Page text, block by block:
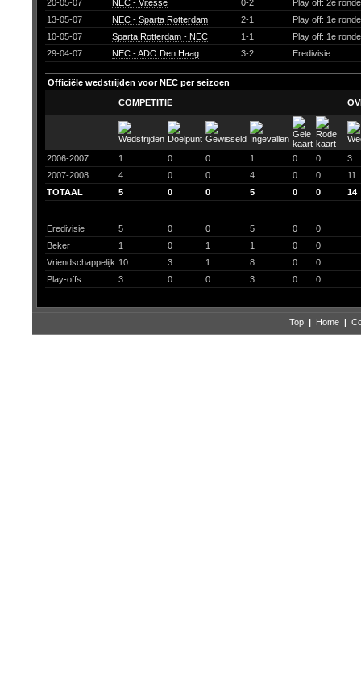
20-05-07
NEC - Vitesse 0-2
Play off: 2e
13-05-07
NEC - Sparta Rotterdam 2-1
Play off: 1e
10-05-07
Sparta Rotterdam - NEC 1-1
Play off: 1e
29-04-07
NEC - ADO Den Haag 3-2 Eredivisie
Officiële wedstrijden voor NEC per seizoen
COMPETITIE
2006-2007 1 0 0 1 0 0
3
2007-2008
4 0 0 4 0 0
11
TOTAAL
5 0 0 5 0 0 14
Eredivisie 5 0 0 5 0
0
Beker
1 0 1 1 0
0
Vriendschappelijk 10 3 1 8 0
0
Play-offs
3 0 0 3 0 0
Top | Home |